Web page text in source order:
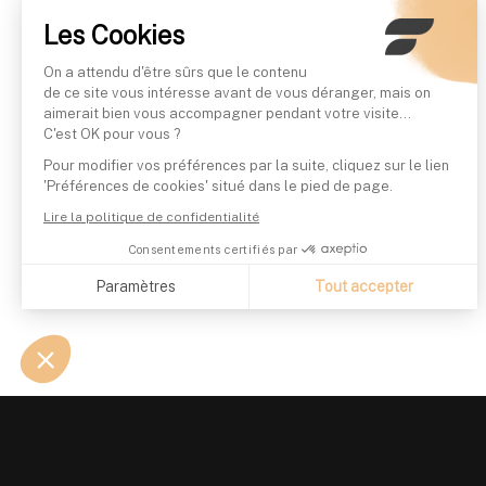
Les Cookies
On a attendu d'être sûrs que le contenu
de ce site vous intéresse avant de vous déranger, mais on
aimerait bien vous accompagner pendant votre visite...
C'est OK pour vous ?
Pour modifier vos préférences par la suite, cliquez sur le lien
'Préférences de cookies' situé dans le pied de page.
Lire la politique de confidentialité
Consentements certifiés par
Paramètres Tout accepter
Notre plateforme vous permet d'adapter et de gérer vos